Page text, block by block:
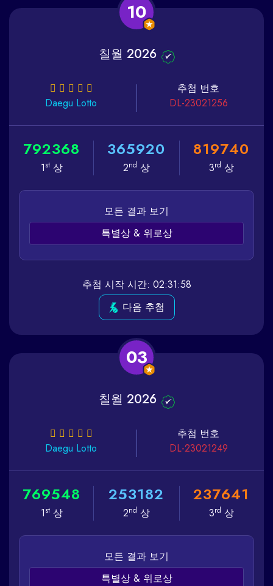
10
칠월 2026
Daegu Lotto
추첨 번호
DL-23021256
792368
1st상
365920
2nd 상
819740
3rd 상
모든 결과 보기
특별상 & 위로상
추첨 시작 시간: 02:31:58
다음 추첨
03
칠월 2026
Daegu Lotto
추첨 번호
DL-23021249
769548
1st상
253182
2nd 상
237641
3rd 상
모든 결과 보기
특별상 & 위로상